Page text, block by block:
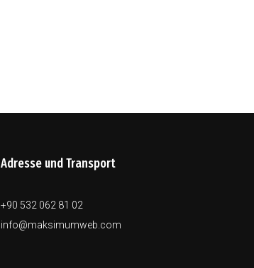
Adresse und Transport
+90 532 062 81 02
info@maksimumweb.com